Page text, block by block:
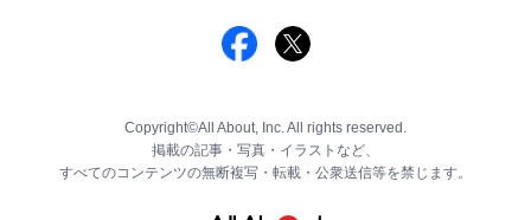
Copyright©All About, Inc. All rights reserved.
掲載の記事・写真・イラストなど、
すべてのコンテンツの無断複写・転載・公衆送信等を禁じます。